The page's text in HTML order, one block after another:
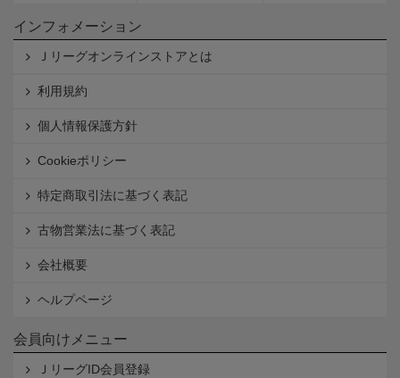
インフォメーション
Ｊリーグオンラインストアとは
利用規約
個人情報保護方針
Cookieポリシー
特定商取引法に基づく表記
古物営業法に基づく表記
会社概要
ヘルプページ
会員向けメニュー
ＪリーグID会員登録